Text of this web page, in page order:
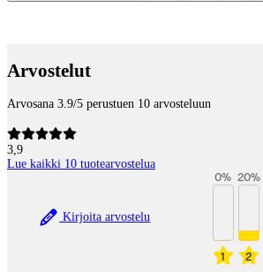
Arvostelut
Arvosana 3.9/5 perustuen 10 arvosteluun
3,9
Lue kaikki 10 tuotearvostelua
Kirjoita arvostelu
1
0%
2
20%